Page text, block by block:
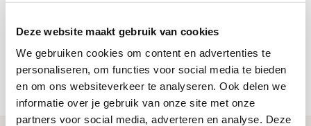
Deze website maakt gebruik van cookies
We gebruiken cookies om content en advertenties te
personaliseren, om functies voor social media te bieden
en om ons websiteverkeer te analyseren. Ook delen we
informatie over je gebruik van onze site met onze
partners voor social media, adverteren en analyse. Deze
Bekijk alle berichten van Floris Roos
Net binnen //